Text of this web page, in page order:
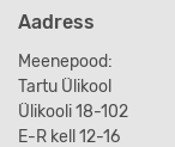
Aadress
Meenepood:
Tartu Ülikool
Ülikooli 18-102
E-R kell 12-16